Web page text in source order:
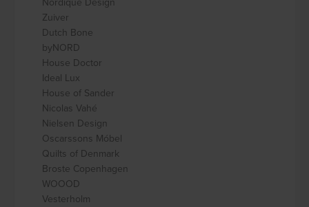
Zuiver
Dutch Bone
byNORD
House Doctor
Ideal Lux
House of Sander
Nicolas Vahé
Nielsen Design
Oscarssons Móbel
Quilts of Denmark
Broste Copenhagen
WOOOD
Vesterholm